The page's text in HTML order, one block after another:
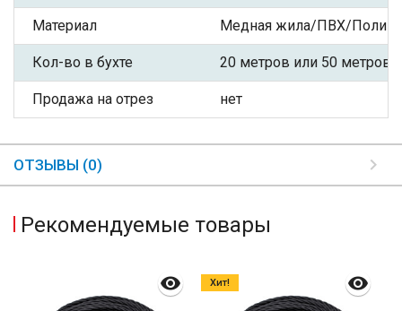
Материал Медная жила/ПВХ/
Кол-во в бухте 20 метров или 50 метров
Продажа на отрез нет
ОТЗЫВЫ (0)
Рекомендуемые товары
Хит!